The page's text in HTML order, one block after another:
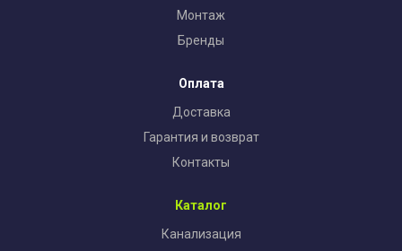
Монтаж
Бренды
Оплата
Доставка
Гарантия и возврат
Контакты
Каталог
Канализация